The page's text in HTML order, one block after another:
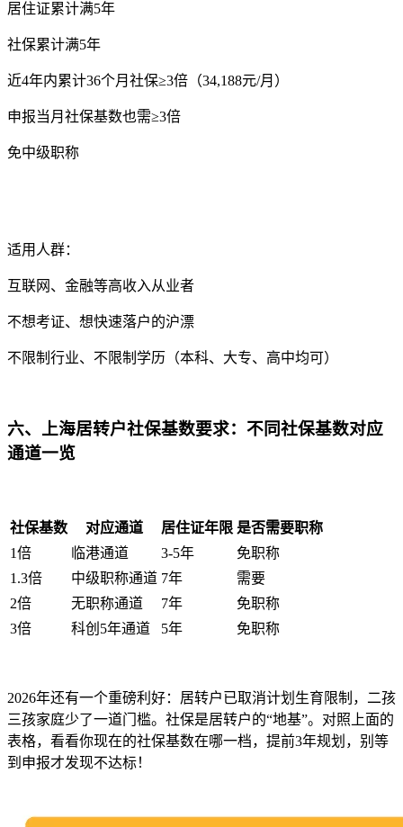
居住证累计满5年
社保累计满5年
近4年内累计36个月社保≥3倍（34,188元/月）
申报当月社保基数也需≥3倍
免中级职称
适用人群：
互联网、金融等高收入从业者
不想考证、想快速落户的沪漂
不限制行业、不限制学历（本科、大专、高中均可）
六、上海居转户社保基数要求：不同社保基数对应
通道一览
社保基数 对应通道 居住证年限 是否需要职称
1倍
临港通道 3-5年
免职称
1.3倍
中级职称通道 7年
需要
2倍
无职称通道 7年
免职称
3倍
科创5年通道 5年 免职称
2026年还有一个重磅利好：居转户已取消计划生育限制，二孩
三孩家庭少了一道门槛。社保是居转户的“地基”。对照上面的
表格，看看你现在的社保基数在哪一档，提前3年规划，别等
到申报才发现不达标！